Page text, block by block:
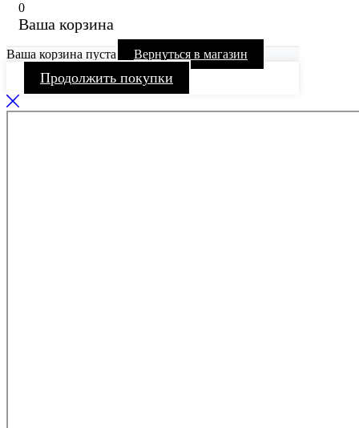
0
Ваша корзина
Ваша корзина пуста Вернуться в магазин
Продолжить покупки